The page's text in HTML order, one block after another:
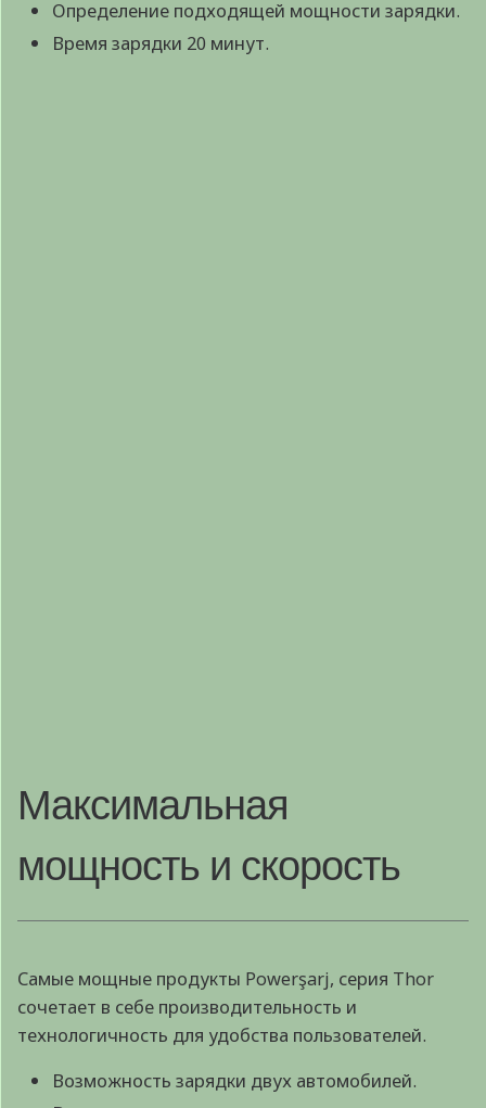
Определение подходящей мощности зарядки.
Время зарядки 20 минут.
Максимальная
мощность и скорость
Самые мощные продукты Powerşarj, серия Thor
сочетает в себе производительность и
технологичность для удобства пользователей.
Возможность зарядки двух автомобилей.